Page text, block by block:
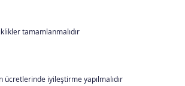
tamamlanmalıdır
ücretlerinde iyileştirme yapılmalıdır